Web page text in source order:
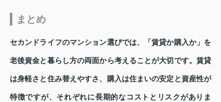
まとめ
セカンドライフのマンション選びでは、「賃貸か購入か」を
老後資金と暮らし方の両面から考えることが大切です。賃貸
は身軽さと住み替えやすさ、購入は住まいの安定と資産性が
特徴ですが、それぞれに長期的なコストとリスクがありま